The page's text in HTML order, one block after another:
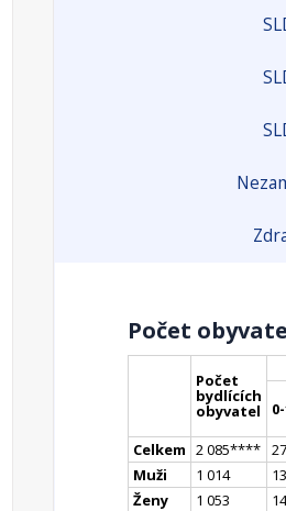
Počet
Počet
bydlících
obyvatel
Celkem 2 085****
Muži
1 014
Ženy
1 053